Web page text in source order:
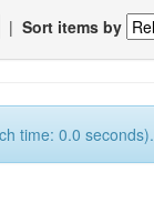
| Sort items by
time: 0.0 seconds).